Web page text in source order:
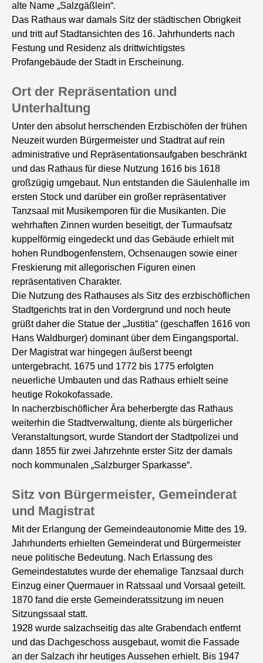
alte Name „Salzgäßlein“.
Das Rathaus war damals Sitz der städtischen Obrigkeit
und tritt auf Stadtansichten des 16. Jahrhunderts nach
Festung und Residenz als drittwichtigstes
Profangebäude der Stadt in Erscheinung.
Ort der Repräsentation und
Unterhaltung
Unter den absolut herrschenden Erzbischöfen der frühen
Neuzeit wurden Bürgermeister und Stadtrat auf rein
administrative und Repräsentationsaufgaben beschränkt
und das Rathaus für diese Nutzung 1616 bis 1618
großzügig umgebaut. Nun entstanden die Säulenhalle im
ersten Stock und darüber ein großer repräsentativer
Tanzsaal mit Musikemporen für die Musikanten. Die
wehrhaften Zinnen wurden beseitigt, der Turmaufsatz
kuppelförmig eingedeckt und das Gebäude erhielt mit
hohen Rundbogenfenstern, Ochsenaugen sowie einer
Freskierung mit allegorischen Figuren einen
repräsentativen Charakter.
Die Nutzung des Rathauses als Sitz des erzbischöflichen
Stadtgerichts trat in den Vordergrund und noch heute
grüßt daher die Statue der „Justitia“ (geschaffen 1616 von
Hans Waldburger) dominant über dem Eingangsportal.
Der Magistrat war hingegen äußerst beengt
untergebracht. 1675 und 1772 bis 1775 erfolgten
neuerliche Umbauten und das Rathaus erhielt seine
heutige Rokokofassade.
In nacherzbischöflicher Ära beherbergte das Rathaus
weiterhin die Stadtverwaltung, diente als bürgerlicher
Veranstaltungsort, wurde Standort der Stadtpolizei und
dann 1855 für zwei Jahrzehnte erster Sitz der damals
noch kommunalen „Salzburger Sparkasse“.
Sitz von Bürgermeister, Gemeinderat
und Magistrat
Mit der Erlangung der Gemeindeautonomie Mitte des 19.
Jahrhunderts erhielten Gemeinderat und Bürgermeister
neue politische Bedeutung. Nach Erlassung des
Gemeindestatutes wurde der ehemalige Tanzsaal durch
Einzug einer Quermauer in Ratssaal und Vorsaal geteilt.
1870 fand die erste Gemeinderatssitzung im neuen
Sitzungssaal statt.
1928 wurde salzachseitig das alte Grabendach entfernt
und das Dachgeschoss ausgebaut, womit die Fassade
an der Salzach ihr heutiges Aussehen erhielt. Bis 1947